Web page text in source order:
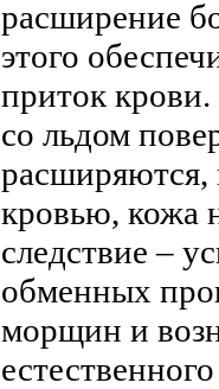
расширение
этого
приток
со льдом
расширяются,
кровью, кожа
следствие –
обменных
морщин и